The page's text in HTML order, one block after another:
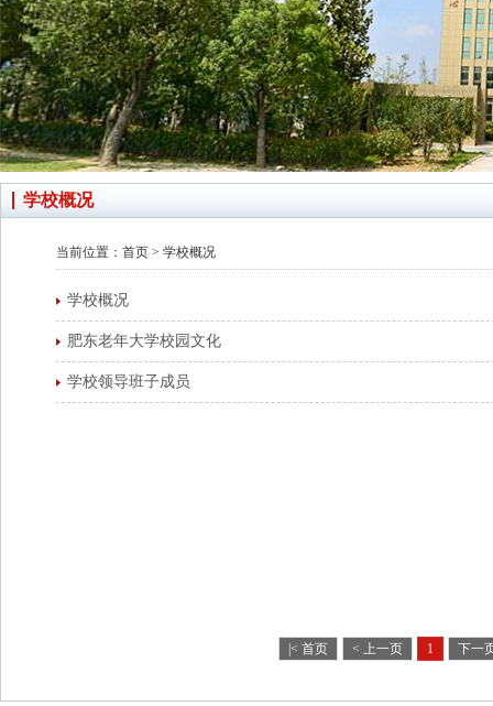
学校概况
当前位置： 首页 > 学校概况
学校概况
肥东老年大学校园文化
学校领导班子成员
|< 首页 < 上一页 1 下一